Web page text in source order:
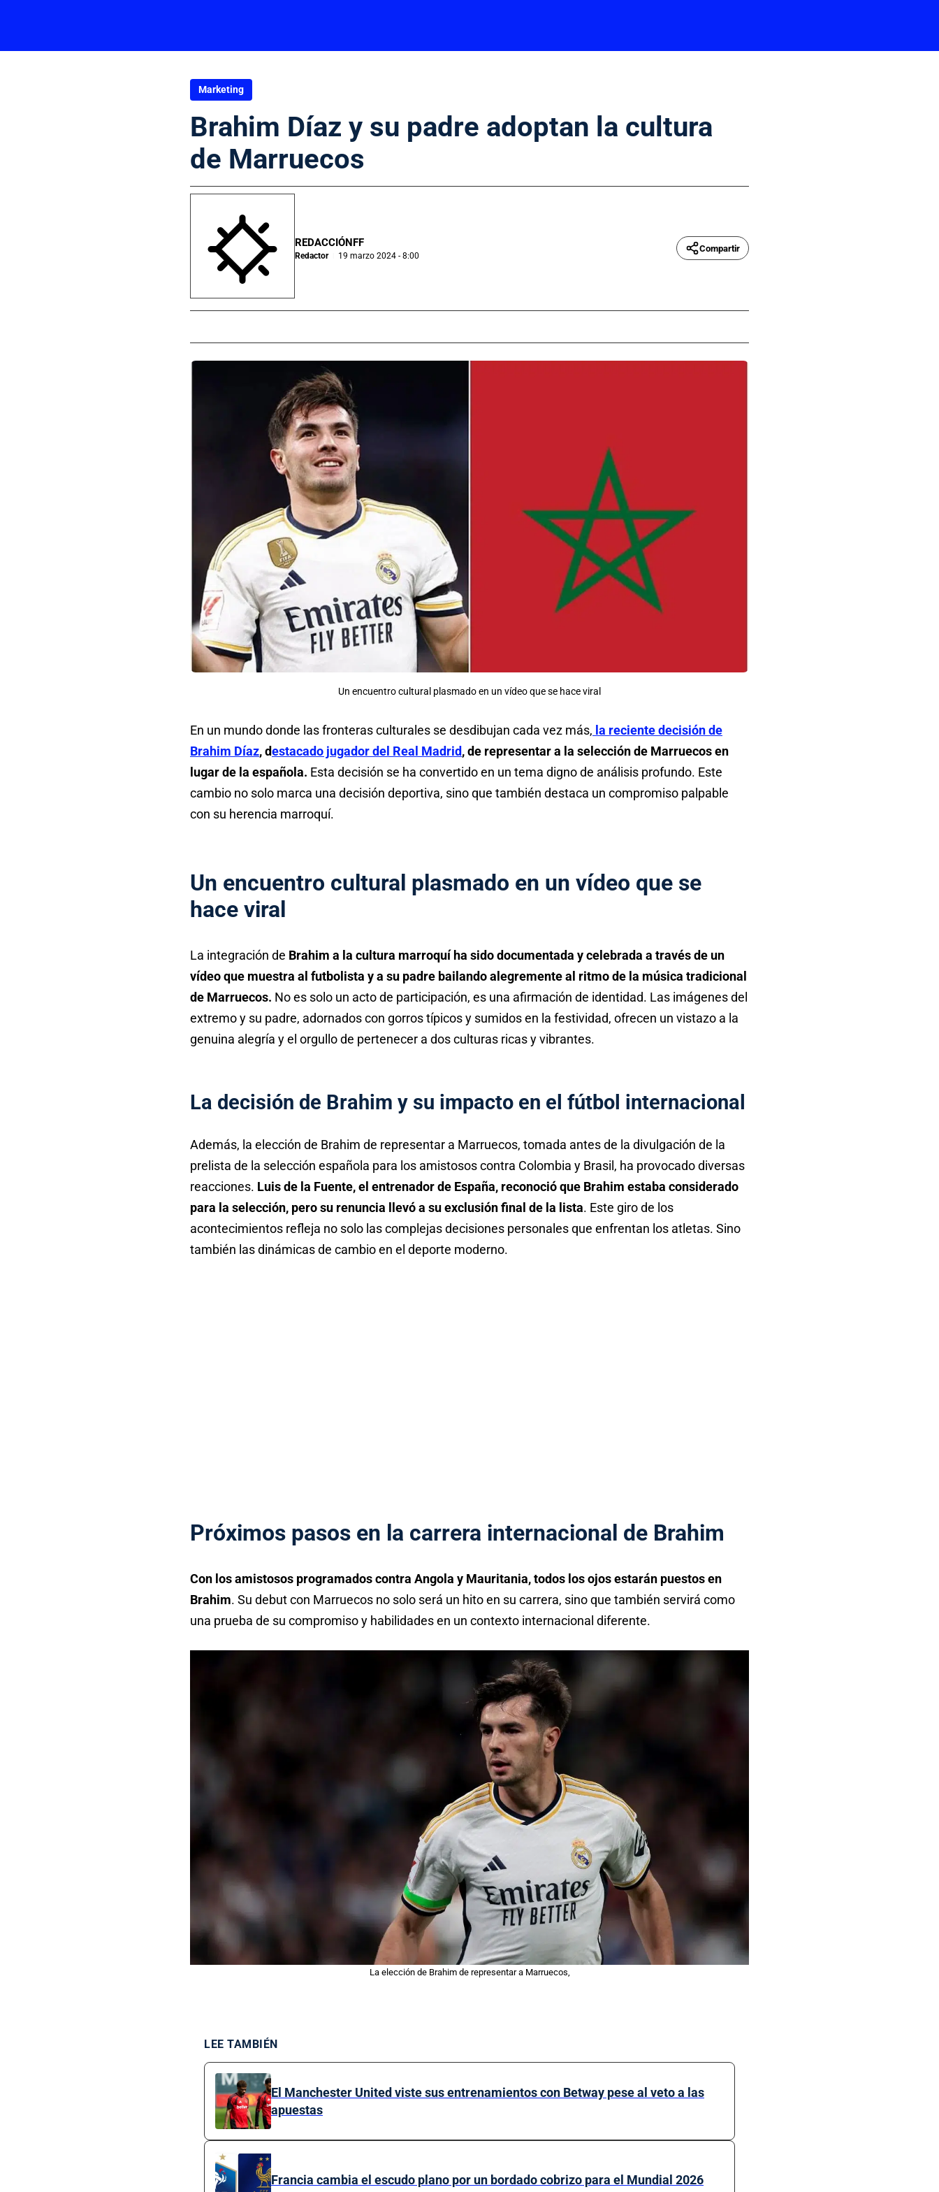
Marketing
Brahim Díaz y su padre adoptan la cultura
de Marruecos
REDACCIÓNFF
Redactor 19 marzo 2024 - 8:00
Compartir
Un encuentro cultural plasmado en un vídeo que se hace viral
En un mundo donde las fronteras culturales se desdibujan cada vez más, la reciente decisión de
Brahim Díaz, destacado jugador del Real Madrid, de representar a la selección de Marruecos en
lugar de la española. Esta decisión se ha convertido en un tema digno de análisis profundo. Este
cambio no solo marca una decisión deportiva, sino que también destaca un compromiso palpable
con su herencia marroquí.
Un encuentro cultural plasmado en un vídeo que se
hace viral
La integración de Brahim a la cultura marroquí ha sido documentada y celebrada a través de un
vídeo que muestra al futbolista y a su padre bailando alegremente al ritmo de la música tradicional
de Marruecos. No es solo un acto de participación, es una afirmación de identidad. Las imágenes del
extremo y su padre, adornados con gorros típicos y sumidos en la festividad, ofrecen un vistazo a la
genuina alegría y el orgullo de pertenecer a dos culturas ricas y vibrantes.
La decisión de Brahim y su impacto en el fútbol internacional
Además, la elección de Brahim de representar a Marruecos, tomada antes de la divulgación de la
prelista de la selección española para los amistosos contra Colombia y Brasil, ha provocado diversas
reacciones. Luis de la Fuente, el entrenador de España, reconoció que Brahim estaba considerado
para la selección, pero su renuncia llevó a su exclusión final de la lista. Este giro de los
acontecimientos refleja no solo las complejas decisiones personales que enfrentan los atletas. Sino
también las dinámicas de cambio en el deporte moderno.
Próximos pasos en la carrera internacional de Brahim
Con los amistosos programados contra Angola y Mauritania, todos los ojos estarán puestos en
Brahim. Su debut con Marruecos no solo será un hito en su carrera, sino que también servirá como
una prueba de su compromiso y habilidades en un contexto internacional diferente.
La elección de Brahim de representar a Marruecos,
LEE TAMBIÉN
El Manchester United viste sus entrenamientos con Betway pese al veto a las
apuestas
Francia cambia el escudo plano por un bordado cobrizo para el Mundial 2026